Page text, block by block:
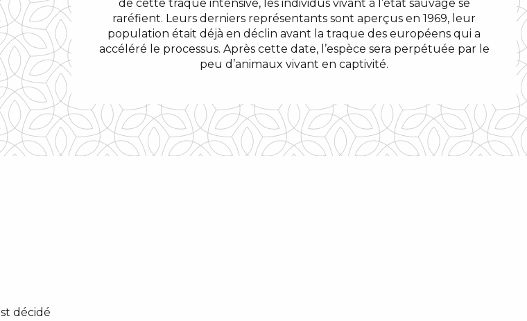
de cette traque intensive, les individus vivant à l’état sauvage se
raréfient. Leurs derniers représentants sont aperçus en 1969, leur
population était déjà en déclin avant la traque des européens qui a
accéléré le processus. Après cette date, l’espèce sera perpétuée par le
peu d’animaux vivant en captivité.
décidé